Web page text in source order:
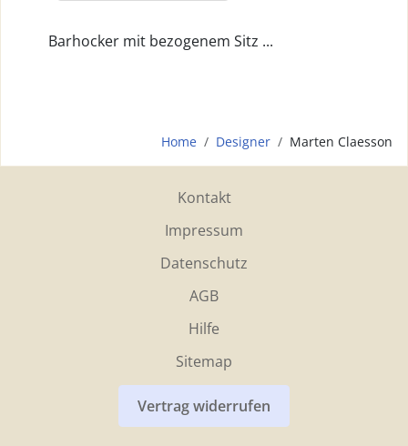
Barhocker mit bezogenem Sitz ...
Home Designer Marten Claesson
Kontakt
Impressum
Datenschutz
AGB
Hilfe
Sitemap
Vertrag widerrufen